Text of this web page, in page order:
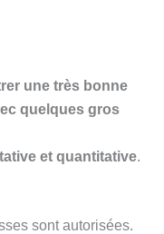
une très bonne
quelques gros
et quantitative.
sont autorisées.